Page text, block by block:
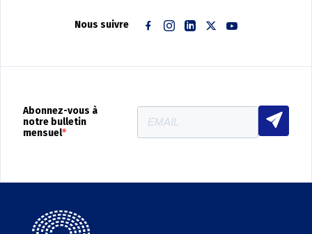
Nous suivre
Abonnez-vous à
notre bulletin
mensuel